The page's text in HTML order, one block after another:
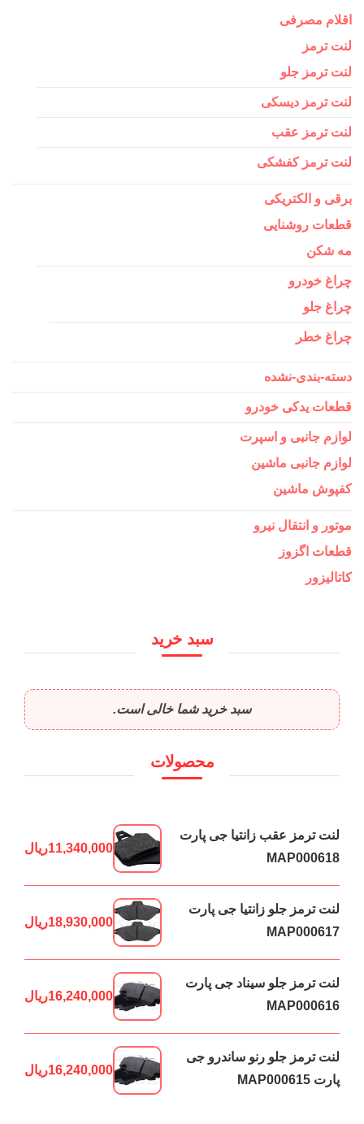
اقلام مصرفی
لنت ترمز
لنت ترمز جلو
لنت ترمز دیسکی
لنت ترمز عقب
لنت ترمز کفشکی
برقی و الکتریکی
قطعات روشنایی
مه شکن
چراغ خودرو
چراغ جلو
چراغ خطر
دسته-بندی-نشده
قطعات یدکی خودرو
لوازم جانبی و اسپرت
لوازم جانبی ماشین
کفپوش ماشین
موتور و انتقال نیرو
قطعات اگزوز
کاتالیزور
سبد خرید
سبد خرید شما خالی است.
محصولات
لنت ترمز عقب زانتیا جی پارت
MAP000618
11,340,000ریال
لنت ترمز جلو زانتیا جی پارت
MAP000617
18,930,000ریال
لنت ترمز جلو سیناد جی پارت
MAP000616
16,240,000ریال
لنت ترمز جلو رنو ساندرو جی
پارت MAP000615
16,240,000ریال